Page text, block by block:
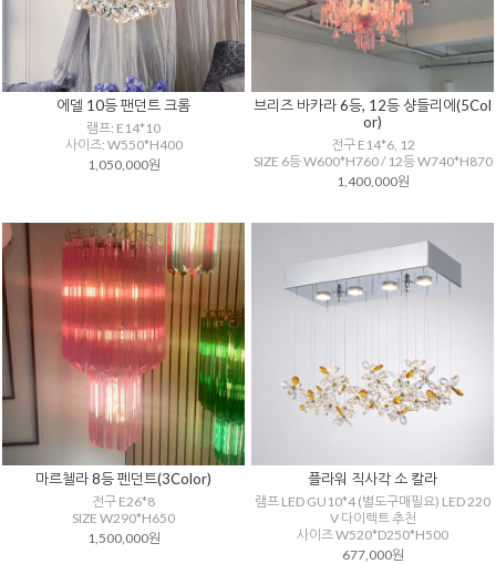
에델 10등 팬던트 크롬
램프: E14*10
사이즈: W550*H400
1,050,000원
브리즈 바카라 6등, 12등 샹들리에(5Col
or)
전구 E14*6, 12
SIZE 6등 W600*H760 / 12등 W740*H870
1,400,000원
마르첼라 8등 펜던트(3Color)
전구 E26*8
SIZE W290*H650
1,500,000원
플라워 직사각 소 칼라
램프 LED GU10*4 (별도구매필요) LED 220
V 다이렉트 추천
사이즈 W520*D250*H500
677,000원